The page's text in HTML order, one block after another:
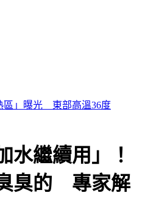
覆連發 館方揭「神秘身分」
水繼續用」！
臭的 專家解